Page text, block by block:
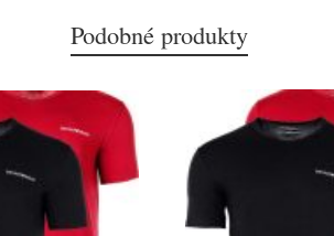
Podobné produkty